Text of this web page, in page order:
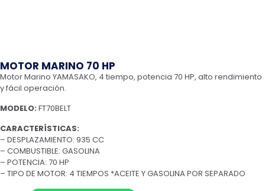
MOTOR MARINO 70 HP
Motor Marino YAMASAKO, 4 tiempo, potencia 70 HP, alto rendimiento
y fácil operación.
MODELO: FT70BELT
CARACTERÍSTICAS:
– DESPLAZAMIENTO: 935 CC
– COMBUSTIBLE: GASOLINA
– POTENCIA: 70 HP
– TIPO DE MOTOR: 4 TIEMPOS *ACEITE Y GASOLINA POR SEPARADO